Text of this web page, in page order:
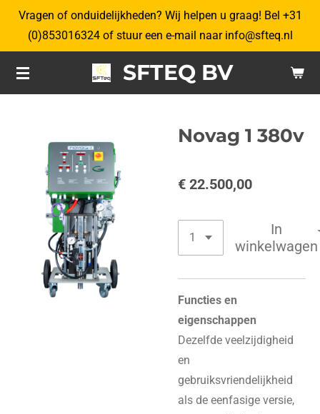
Ga
direct
de
hoofdinhoud
SFTEQ BV
Vragen of onduidelijkheden? Wij helpen u graag! Bel +31
(0)853016324 of stuur een e-mail naar info@sfteq.nl
Novag 1 380v
€ 22.500,00
In
winkelwagen
Functies en
eigenschappen
Dezelfde veelzijdigheid
en
gebruiksvriendelijkheid
als de eenfasige versie,